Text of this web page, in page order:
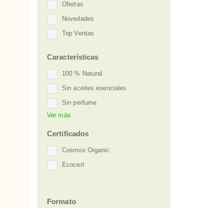
Ofertas
Novedades
Top Ventas
Características
100 % Natural
Sin aceites esenciales
Sin perfume
Sin sulfatos
Vegan
Ver más
Certificados
Cosmos Organic
Ecocert
Formato